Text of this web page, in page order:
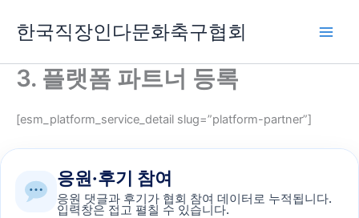
로
한국직장인다문화축구협회
3. 플랫폼 파트너 등록
[esm_platform_service_detail slug=”platform-partner”]
응원·후기 참여
응원 댓글과 후기가 협회 참여 데이터로 누적됩니다.
입력창은 접고 펼칠 수 있습니다.